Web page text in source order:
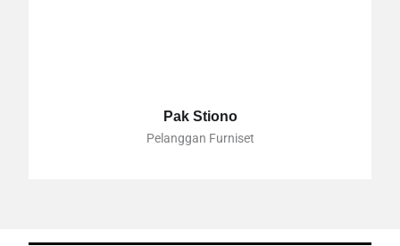
Pak Stiono
Pelanggan Furniset